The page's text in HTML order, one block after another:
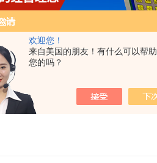
欢迎您！
来自美国的朋友！有什么可以帮助
您的吗？